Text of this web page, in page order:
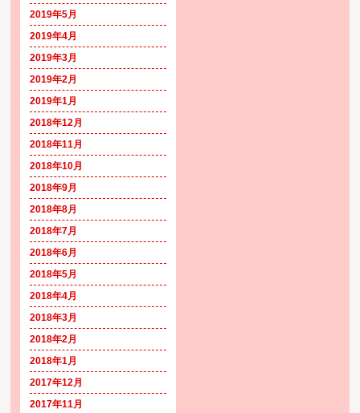
2019年5月
2019年4月
2019年3月
2019年2月
2019年1月
2018年12月
2018年11月
2018年10月
2018年9月
2018年8月
2018年7月
2018年6月
2018年5月
2018年4月
2018年3月
2018年2月
2018年1月
2017年12月
2017年11月